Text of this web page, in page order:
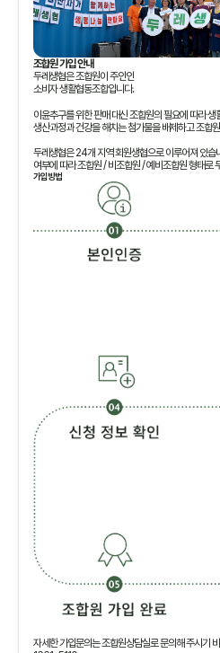
조합원 가입 안내
두레생협은 조합원이 주인인
소비자 생활협동조합입니다.
이윤추구를 위한 판매 대신 조합원의 필요에 따라
생산과정과 건강을 해치는 첨가물을 배제하고 조합
두레생협은 24개 지역 회원생협으로 이루어져 있습
여부에 따라 조합원 / 비조합원 / 예비조합원 형태로
가입방법
자세한 가입문의는 조합원상담실로 문의해 주시기